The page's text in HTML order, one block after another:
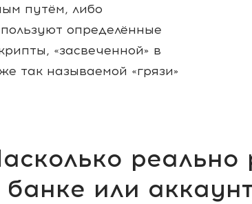
путём, либо
определённые
«засвеченной» в
так называемой «грязи»
реально
банке или